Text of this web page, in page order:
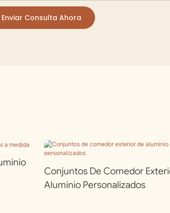
Enviar Consulta Ahora
Conjuntos De Comedor
Aluminio Personalizados